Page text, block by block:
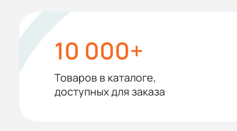
10 000+
Товаров в каталоге,
доступных для заказа